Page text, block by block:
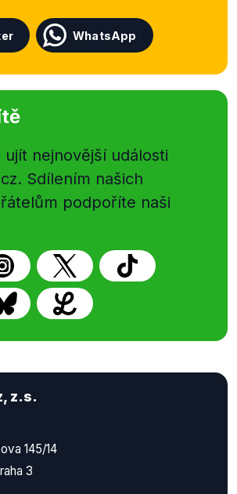
WhatsApp
ujít nejnovější události
Sdílením našich
podpoříte naši
z.s.
145/14
3